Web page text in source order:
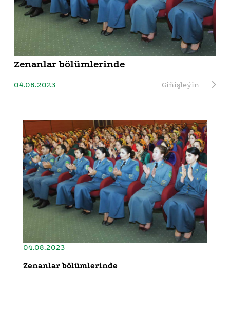
Zenanlar bölümlerinde
04.08.2023 Giňişleýin
04.08.2023
Zenanlar bölümlerinde